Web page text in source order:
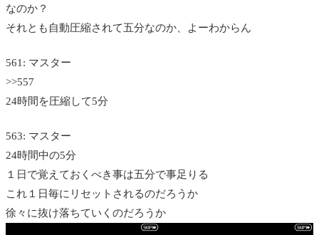
なのか？
それとも自動圧縮されて五分なのか、よーわからん
561: マスター
>>557
24時間を圧縮して5分
563: マスター
24時間中の5分
１日で覚えておくべき事は五分で事足りる
これ１日毎にリセットされるのだろうか
徐々に抜け落ちていくのだろうか